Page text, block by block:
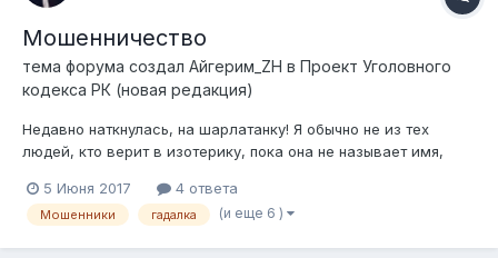
Мошенничество
тема форума создал Айгерим_ZH в Проект Уголовного
кодекса РК (новая редакция)
Недавно наткнулась, на шарлатанку! Я обычно не из тех
людей, кто верит в изотерику, пока она не называет имя,
Откуда? Неужели что-то видит или пальцев в небо? Не суть.
Но она мне так на уши присела, что я даже осознать не
5 Июня 2017 4 ответа
Мошенники гадалка (и еще 6 )